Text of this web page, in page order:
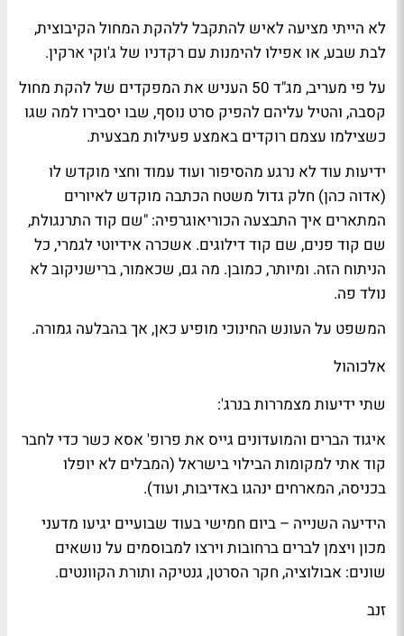
לא הייתי מציעה לאיש להתקבל ללהקת המחול הקיבוצית,
לבת שבע, או אפילו להימנות עם רקדניו של ג'וקי ארקין.
על פי מעריב
, מג"ד 50 העניש את המפקדים של להקת מחול
קסבה, והטיל עליהם להפיק סרט נוסף, שבו יסבירו למה שגו
כשצילמו עצמם רוקדים באמצע פעילות מבצעית.
ידיעות עוד לא נרגע מהסיפור ועוד עמוד וחצי מוקדש לו
(אדוה כהן) חלק גדול משטח הכתבה מוקדש לאיורים
המתארים איך התבצעה הכוריאוגרפיה: "שם קוד התרנגולת,
שם קוד פנים, שם קוד דילוגים. אשכרה אידיוטי לגמרי, כל
הניתוח הזה. ומיותר, כמובן. מה גם, שכאמור, ברישניקוב לא
נולד פה.
המשפט על העונש החינוכי מופיע כאן, אך בהבלעה גמורה.
אלכוהול
שתי ידיעות מצמררות בנרג':
איגוד הברים והמועדונים גייס את פרופ' אסא כשר כדי לחבר
קוד אתי למקומות הבילוי בישראל (המבלים לא יופלו
בכניסה, המארחים ינהגו באדיבות, ועוד).
הידיעה השנייה – ביום חמישי בעוד שבועיים יגיעו מדעני
מכון ויצמן לברים ברחובות וירצו למבוסמים על נושאים
שונים: אבולוציה, חקר הסרטן, גנטיקה ותורת הקוונטים.
זנב